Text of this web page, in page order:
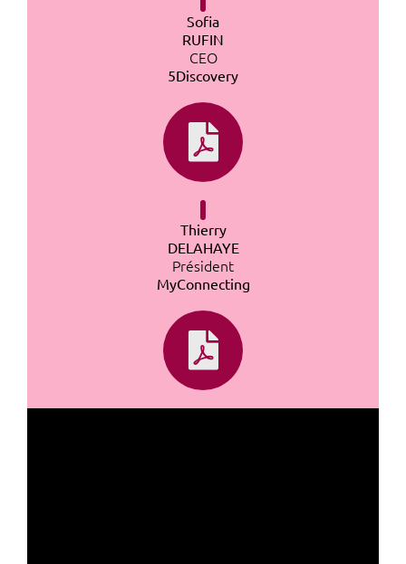
Sofia
RUFIN
CEO
5Discovery
Thierry
DELAHAYE
Président
MyConnecting